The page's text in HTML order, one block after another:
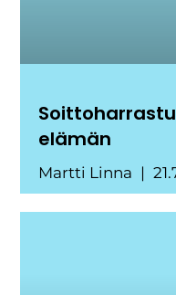
elämän
Martti Linna